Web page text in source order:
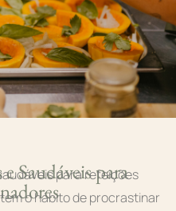
Saudáveis para
para refeições
o hábito de procrastinar